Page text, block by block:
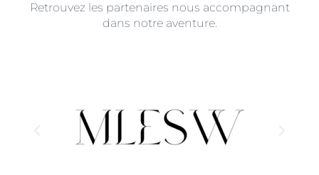
Retrouvez les partenaires nous accompagnant
dans notre aventure.